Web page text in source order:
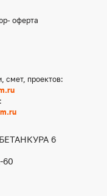
оферта
смет, проектов:
6
60